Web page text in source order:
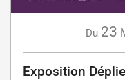
Du 23
Exposition